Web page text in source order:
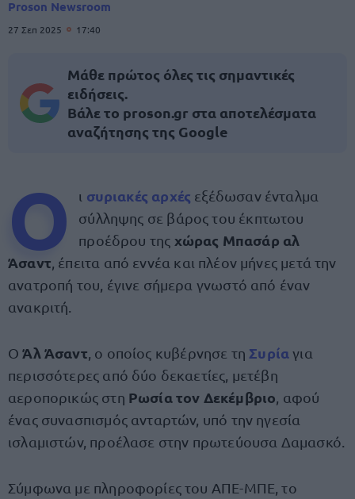
Proson Newsroom
27 Σεπ 2025 17:40
Μάθε πρώτος όλες τις σημαντικές
ειδήσεις.
Βάλε το proson.gr στα αποτελέσματα
αναζήτησης της Google
Ο ι συριακές αρχές εξέδωσαν ένταλμα
σύλληψης σε βάρος του έκπτωτου
προέδρου της χώρας Μπασάρ αλ
Άσαντ , έπειτα από εννέα και πλέον μήνες μετά την
ανατροπή του, έγινε σήμερα γνωστό από έναν
ανακριτή.
ΟΆλ Άσαντ , ο οποίος κυβέρνησε τη Συρίαγια
περισσότερες από δύο δεκαετίες, μετέβη
αεροπορικώς στη Ρωσία τον Δεκέμβριο , αφού
ένας συνασπισμός ανταρτών, υπό την ηγεσία
ισλαμιστών, προέλασε στην πρωτεύουσα Δαμασκό.
Σύμφωνα με πληροφορίες του ΑΠΕ-ΜΠΕ, το